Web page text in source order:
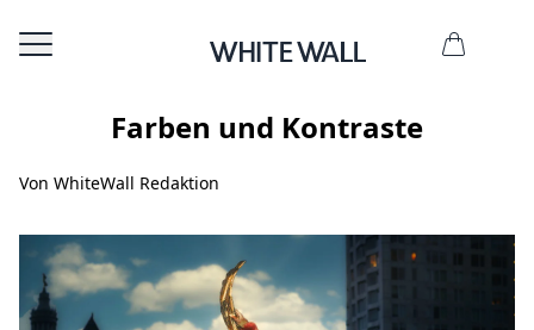
Farben und Kontraste
Von WhiteWall Redaktion